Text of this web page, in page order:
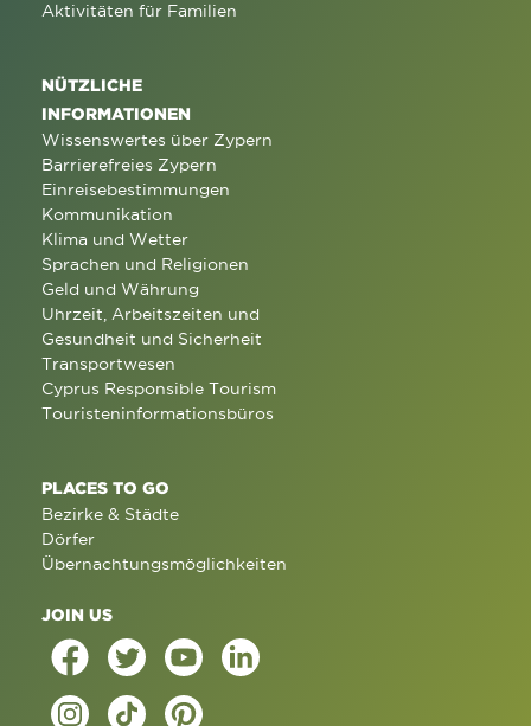
Aktivitäten für Familien
NÜTZLICHE
INFORMATIONEN
Wissenswertes über Zypern
Barrierefreies Zypern
Einreisebestimmungen
Kommunikation
Klima und Wetter
Sprachen und Religionen
Geld und Währung
Uhrzeit, Arbeitszeiten und
Gesundheit und Sicherheit
Transportwesen
Cyprus Responsible Tourism
Touristeninformationsbüros
PLACES TO GO
Bezirke & Städte
Dörfer
Übernachtungsmöglichkeiten
JOIN US